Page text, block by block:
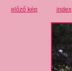
előző kép index